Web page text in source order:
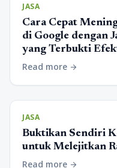
JASA
Cara Cepat
di Google dengan
yang Terbukti
Read more arrow_forward
JASA
Buktikan Sendiri
untuk Melejitkan
Read more arrow_forward